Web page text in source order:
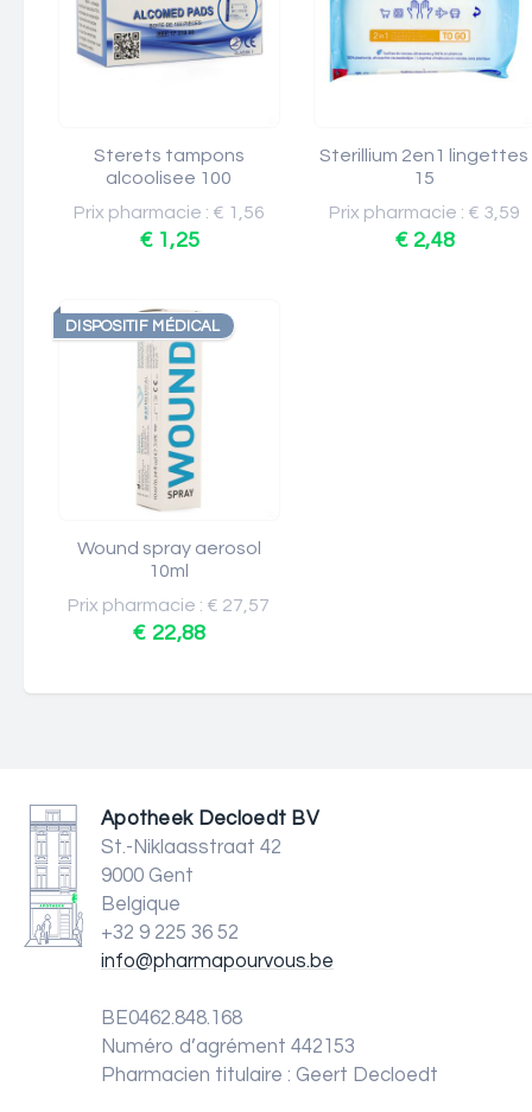
Sterets tampons
alcoolisee 100
Prix pharmacie : € 1,56
€ 1,25
Sterillium 2en1 lingettes
15
Prix pharmacie : € 3,59
€ 2,48
DISPOSITIF MÉDICAL
Wound spray aerosol
10ml
Prix pharmacie : € 27,57
€ 22,88
Apotheek Decloedt BV
St.-Niklaasstraat 42
9000 Gent
Belgique
+32 9 225 36 52
info@pharmapourvous.be
BE0462.848.168
Numéro d’agrément 442153
Pharmacien titulaire : Geert Decloedt